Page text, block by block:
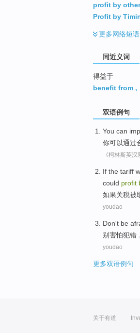
profit by
Profit by
更多网络短语
同近义词
得益于
benefit from ,
双语例句
You can
你可以通过
《柯林斯英汉
If the tariff
could profit
如果关税被
youdao
Don't be
别害怕犯错 ，
youdao
更多双语例句
关于有道